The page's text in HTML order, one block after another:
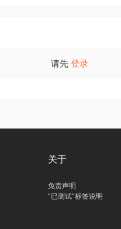
请先 登录
关于
免责声明
“已测试”标签说明